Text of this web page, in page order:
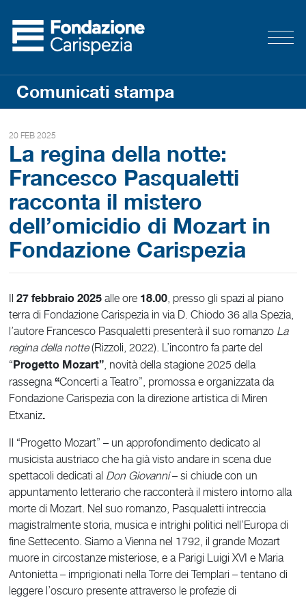
Comunicati stampa
20 FEB 2025
La regina della notte:
Francesco Pasqualetti
racconta il mistero
dell’omicidio di Mozart in
Fondazione Carispezia
Il27 febbraio 2025 alle ore 18.00, presso gli spazi al piano
terra di Fondazione Carispezia in via D. Chiodo 36 alla Spezia,
l’autore Francesco Pasqualetti presenterà il suo romanzo La
regina della notte(Rizzoli, 2022). L’incontro fa parte del
“Progetto Mozart”, novità della stagione 2025 della
rassegna“Concerti a Teatro”, promossa e organizzata da
Fondazione Carispezia con la direzione artistica di Miren
Etxaniz.
Il “Progetto Mozart” – un approfondimento dedicato al
musicista austriaco che ha già visto andare in scena due
spettacoli dedicati al Don Giovanni– si chiude con un
appuntamento letterario che racconterà il mistero intorno alla
morte di Mozart. Nel suo romanzo, Pasqualetti intreccia
magistralmente storia, musica e intrighi politici nell’Europa di
fine Settecento. Siamo a Vienna nel 1792, il grande Mozart
muore in circostanze misteriose, e a Parigi Luigi XVI e Maria
Antonietta – imprigionati nella Torre dei Templari – tentano di
leggere l’oscuro presente attraverso le profezie di